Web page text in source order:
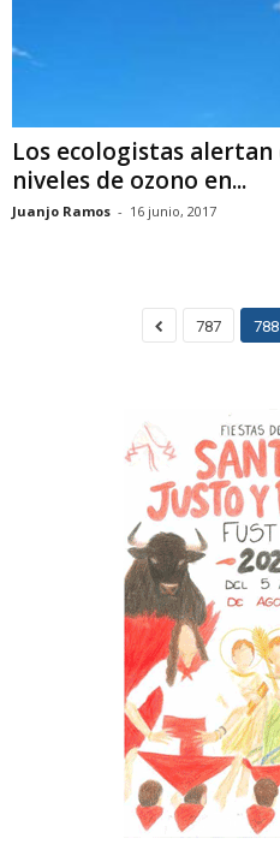
Los ecologistas
niveles de ozono en...
Juanjo Ramos - 16 junio, 2017
787 788